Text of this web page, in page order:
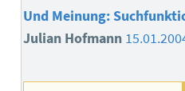
Und Meinung:
Julian Hofmann